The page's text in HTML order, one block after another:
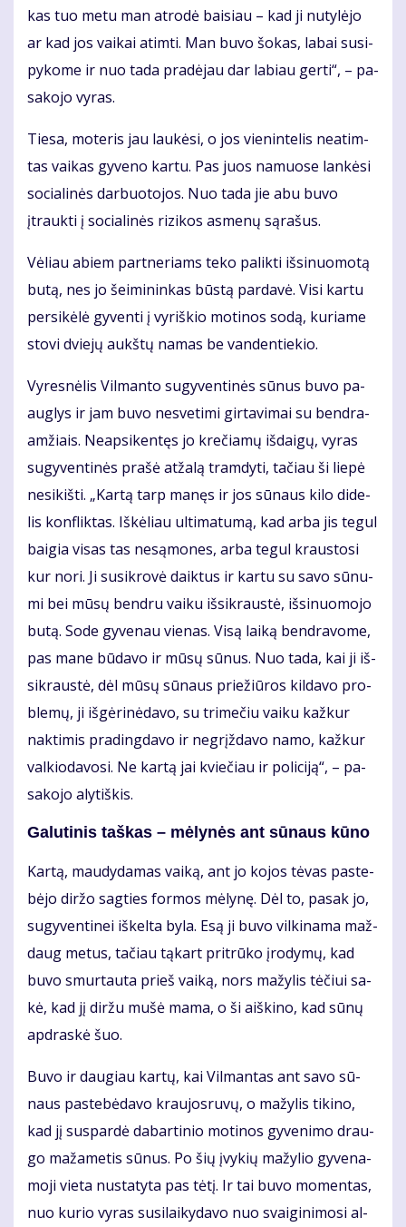
kas tuo me­tu man at­ro­dė bai­siau – kad ji nu­ty­lė­jo
ar kad jos vai­kai at­im­ti. Man bu­vo šo­kas, la­bai su­si­
py­ko­me ir nuo ta­da pra­dė­jau dar la­biau ger­ti“, – pa­
sa­ko­jo vy­ras.
Tie­sa, mo­te­ris jau lau­kė­si, o jos vie­nin­te­lis ne­at­im­
tas vai­kas gy­ve­no kar­tu. Pas juos na­muo­se lan­kė­si
so­cia­li­nės dar­buo­to­jos. Nuo ta­da jie abu bu­vo
įtrauk­ti į so­cia­li­nės ri­zi­kos as­me­nų są­ra­šus.
Vė­liau abiem part­ne­riams te­ko pa­lik­ti iš­si­nuo­mo­tą
bu­tą, nes jo šei­mi­nin­kas būs­tą par­da­vė. Vi­si kar­tu
per­si­kė­lė gy­ven­ti į vy­riš­kio mo­ti­nos so­dą, ku­ria­me
sto­vi dvie­jų aukš­tų na­mas be van­den­tie­kio.
Vy­res­nė­lis Vil­man­to su­gy­ven­ti­nės sū­nus bu­vo pa­
aug­lys ir jam bu­vo ne­sve­ti­mi gir­ta­vi­mai su ben­dra­
am­žiais. Ne­ap­si­ken­tęs jo kre­čia­mų iš­dai­gų, vy­ras
su­gy­ven­ti­nės pra­šė at­ža­lą tram­dy­ti, ta­čiau ši lie­pė
ne­si­kiš­ti. „Kar­tą tarp ma­nęs ir jos sū­naus ki­lo di­de­
lis kon­flik­tas. Iš­kė­liau ul­ti­ma­tu­mą, kad ar­ba jis te­gul
bai­gia vi­sas tas ne­są­mo­nes, ar­ba te­gul kraus­to­si
kur no­ri. Ji su­si­kro­vė daik­tus ir kar­tu su sa­vo sū­nu­
mi bei mū­sų ben­dru vai­ku iš­si­kraus­tė, iš­si­nuo­mo­jo
bu­tą. So­de gy­ve­nau vie­nas. Vi­są lai­ką ben­dra­vo­me,
pas ma­ne bū­da­vo ir mū­sų sū­nus. Nuo ta­da, kai ji iš­
si­kraus­tė, dėl mū­sų sū­naus prie­žiū­ros kil­da­vo pro­
ble­mų, ji iš­gė­ri­nė­da­vo, su tri­me­čiu vai­ku kaž­kur
nak­ti­mis pra­ding­da­vo ir ne­grįž­da­vo na­mo, kaž­kur
val­kio­da­vo­si. Ne kar­tą jai kvie­čiau ir po­li­ci­ją“, – pa­
sa­ko­jo aly­tiš­kis.
Ga­lu­ti­nis taš­kas – mė­ly­nės ant sū­naus kū­no
Kar­tą, mau­dy­da­mas vai­ką, ant jo ko­jos tė­vas pa­ste­
bė­jo dir­žo sag­ties for­mos mė­ly­nę. Dėl to, pa­sak jo,
su­gy­ven­ti­nei iš­kel­ta by­la. Esą ji bu­vo vil­ki­na­ma maž­
daug me­tus, ta­čiau tą­kart pri­trū­ko įro­dy­mų, kad
bu­vo smur­tau­ta prieš vai­ką, nors ma­žy­lis tė­čiui sa­
kė, kad jį dir­žu mu­šė ma­ma, o ši aiš­ki­no, kad sū­nų
ap­dras­kė šuo.
Bu­vo ir dau­giau kar­tų, kai Vil­man­tas ant sa­vo sū­
naus pa­ste­bė­da­vo krau­jos­ru­vų, o ma­žy­lis ti­ki­no,
kad jį su­spar­dė da­bar­ti­nio mo­ti­nos gy­ve­ni­mo drau­
go ma­ža­me­tis sū­nus. Po šių įvy­kių ma­žy­lio gy­ve­na­
mo­ji vie­ta nu­sta­ty­ta pas tė­tį. Ir tai bu­vo mo­men­tas,
nuo ku­rio vy­ras su­si­lai­ky­da­vo nuo svai­gi­ni­mo­si al­